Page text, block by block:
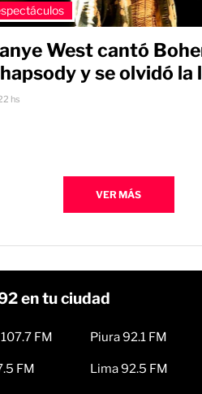
West cantó
y se olvidó la
hs
VER MÁS
en tu ciudad
FM
FM
Piura 92.1 FM
Lima 92.5 FM